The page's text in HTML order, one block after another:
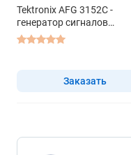
Tektronix AFG 3152C -
генератор сигналов
специальной формы
Заказать